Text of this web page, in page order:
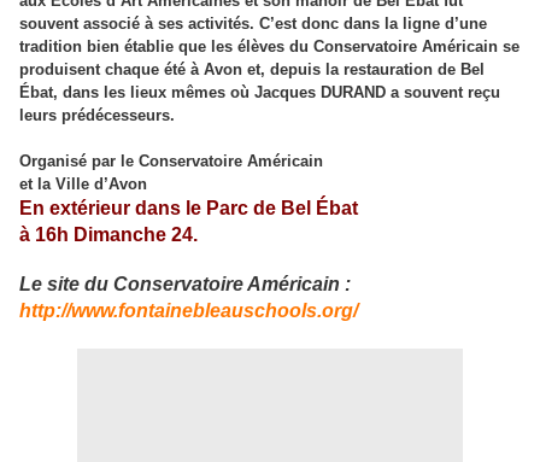
souvent associé à ses activités. C’est donc dans la ligne d’une
tradition bien établie que les élèves du Conservatoire Américain se
produisent chaque été à Avon et, depuis la restauration de Bel
Ébat, dans les lieux mêmes où Jacques DURAND a souvent reçu
leurs prédécesseurs.
Organisé par le Conservatoire Américain
et la Ville d’Avon
En extérieur dans le Parc de Bel Ébat
à 16h Dimanche 24.
Le site du Conservatoire Américain :
http://www.fontainebleauschools.org/